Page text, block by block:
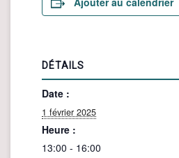
DÉTAILS
Date :
1 février 2025
Heure :
13:00 - 16:00